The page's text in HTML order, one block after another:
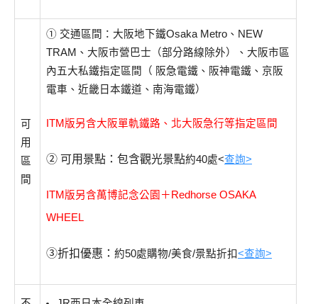
可
用
區
間
① 交通區間： 大阪地下鐵Osaka Metro 、NEW
TRAM、大阪市營巴士（部分路線除外）
、大阪市區
內五大私鐵指定區間
（ 阪急電鐵、阪神電鐵、京阪
電車、近畿日本鐵道、南海電鐵）
ITM版另含大阪單軌鐵路、北大阪急行等指定區間
② 可用景點：包含觀光景點約40處<查詢>
ITM版另含萬博記念公園＋Redhorse OSAKA
WHEEL
③折扣優惠： 約50處購物/美食/景點折扣<查詢>